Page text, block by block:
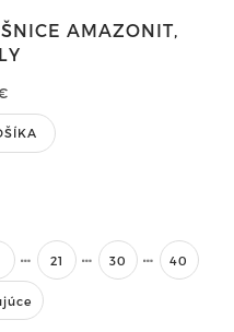
AMAZONIT,
21 30 40